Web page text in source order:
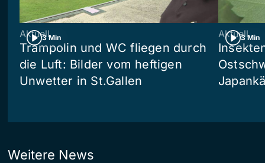
3 Min
Aktuell
Trampolin und WC fliegen durch
die Luft: Bilder vom heftigen
Unwetter in St.Gallen
3 Min
Aktuell
Weitere News